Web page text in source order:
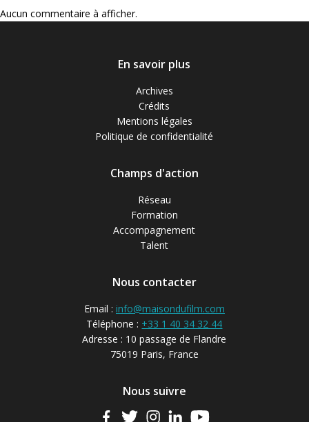
Aucun commentaire à afficher.
En savoir plus
Archives
Crédits
Mentions légales
Politique de confidentialité
Champs d'action
Réseau
Formation
Accompagnement
Talent
Nous contacter
Email : info@maisondufilm.com
Téléphone : +33 1 40 34 32 44
Adresse : 10 passage de Flandre
75019 Paris, France
Nous suivre